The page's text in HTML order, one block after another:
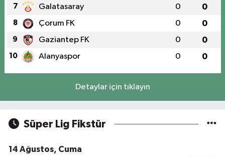
7 Galatasaray 0 0
8 Çorum FK 0 0
9 Gaziantep FK 0 0
10 Alanyaspor 0 0
Detaylar için tıklayın
Süper Lig Fikstür
14 Ağustos, Cuma